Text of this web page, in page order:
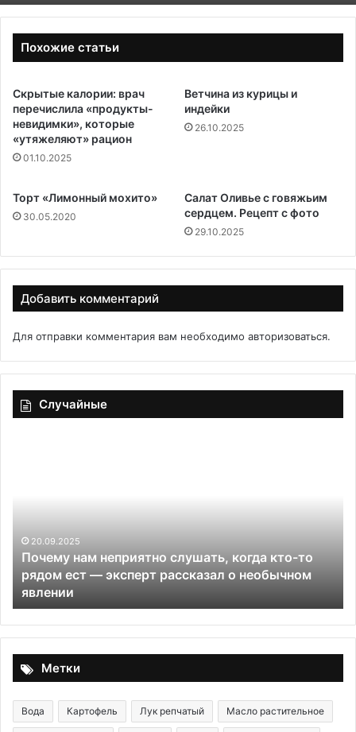
Похожие статьи
Скрытые калории: врач
перечислила «продукты-
невидимки», которые
«утяжеляют» рацион
01.10.2025
Ветчина из курицы и
индейки
26.10.2025
Торт «Лимонный мохито»
30.05.2020
Салат Оливье с говяжьим
сердцем. Рецепт с фото
29.10.2025
Добавить комментарий
Для отправки комментария вам необходимо авторизоваться.
Случайные
то
рядом
ест
эксперт
рассказал
о
необычном
явлении
20.09.2025
Почему нам неприятно слушать, когда кто-то
рядом ест — эксперт рассказал о необычном
явлении
Метки
Вода Картофель Лук репчатый Масло растительное